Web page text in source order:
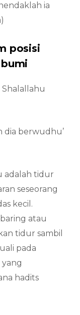
ia
posisi
Shalallahu
dia berwudhu’
adalah tidur
seseorang
kecil.
atau
tidur sambil
pada
hadits